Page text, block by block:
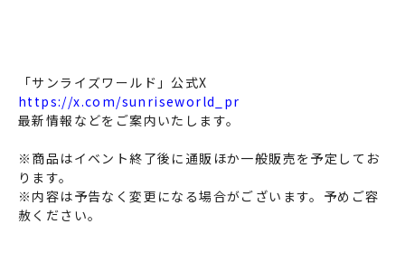
「サンライズワールド」公式X
https://x.com/sunriseworld_pr
最新情報などをご案内いたします。
※商品はイベント終了後に通販ほか一般販売を予定してお
ります。
※内容は予告なく変更になる場合がございます。予めご容
赦ください。